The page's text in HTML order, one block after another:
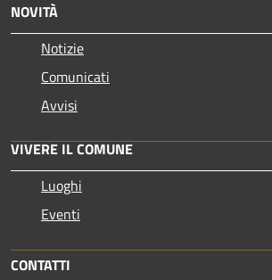
NOVITÀ
Notizie
Comunicati
Avvisi
VIVERE IL COMUNE
Luoghi
Eventi
CONTATTI